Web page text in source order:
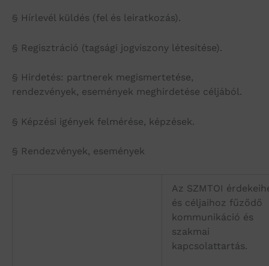
§ Hírlevél küldés (fel és leiratkozás).
§ Regisztráció (tagsági jogviszony létesítése).
§ Hirdetés: partnerek megismertetése,
rendezvények, események meghirdetése céljából.
§ Képzési igények felmérése, képzések.
§ Rendezvények, események
Az SZMTOI
és céljaihoz fűződő
kommunikáció és
szakmai
kapcsolattartás.